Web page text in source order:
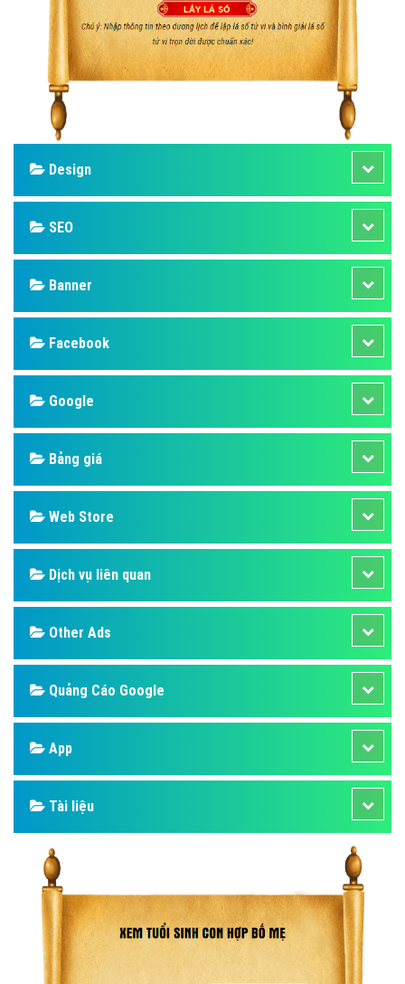
Design
SEO
Banner
Facebook
Google
Bảng giá
Web Store
Dịch vụ liên quan
Other Ads
Quảng Cáo Google
App
Tài liệu